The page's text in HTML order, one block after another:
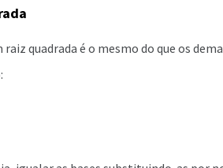
quadrada é o mesmo do que os